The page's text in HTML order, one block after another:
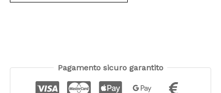
Pagamento sicuro garantito